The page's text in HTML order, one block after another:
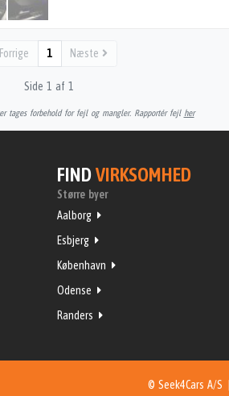
Forrige 1 Næste
Side 1 af 1
tages forbehold for fejl og mangler. Rapportér fejl her
FINDVIRKSOMHED
Større byer
Aalborg
Esbjerg
København
Odense
Randers
© Seek4Cars A/S